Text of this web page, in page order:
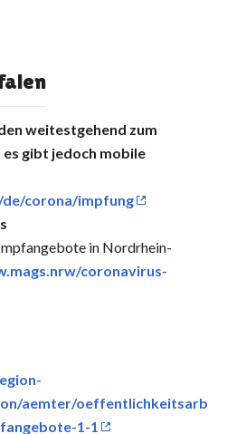
weitestgehend zum
gibt jedoch mobile
corona/impfung
in Nordrhein-
coronavirus-
aemter/oeffentlichkeitsarb
1-1